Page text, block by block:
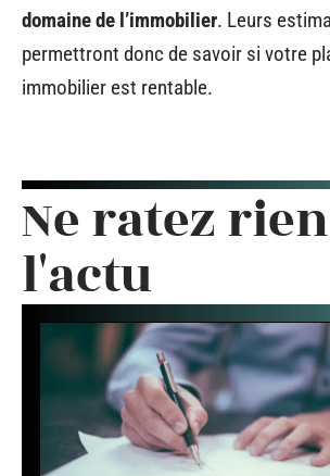
domaine de l’immobilier. Leurs
permettront donc de savoir si votre
immobilier est rentable.
Ne ratez
l'actu